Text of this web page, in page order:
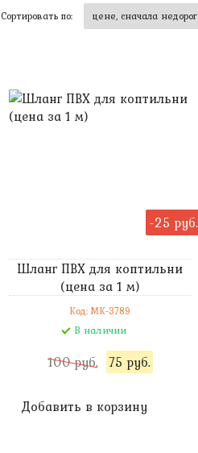
Сортировать по:
-25 руб.
Шланг ПВХ для коптильни
(цена за 1 м)
Код: MK-3789
В наличии
100 руб. 75 руб.
Добавить в корзину